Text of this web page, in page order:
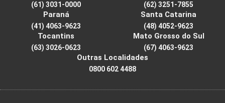
(61) 3031-0000 (62) 3251-7855
Paraná
(41) 4063-9623
Santa Catarina
(48) 4052-9623
Tocantins
(63) 3026-0623
Mato Grosso do Sul
(67) 4063-9623
Outras Localidades
0800 602 4488